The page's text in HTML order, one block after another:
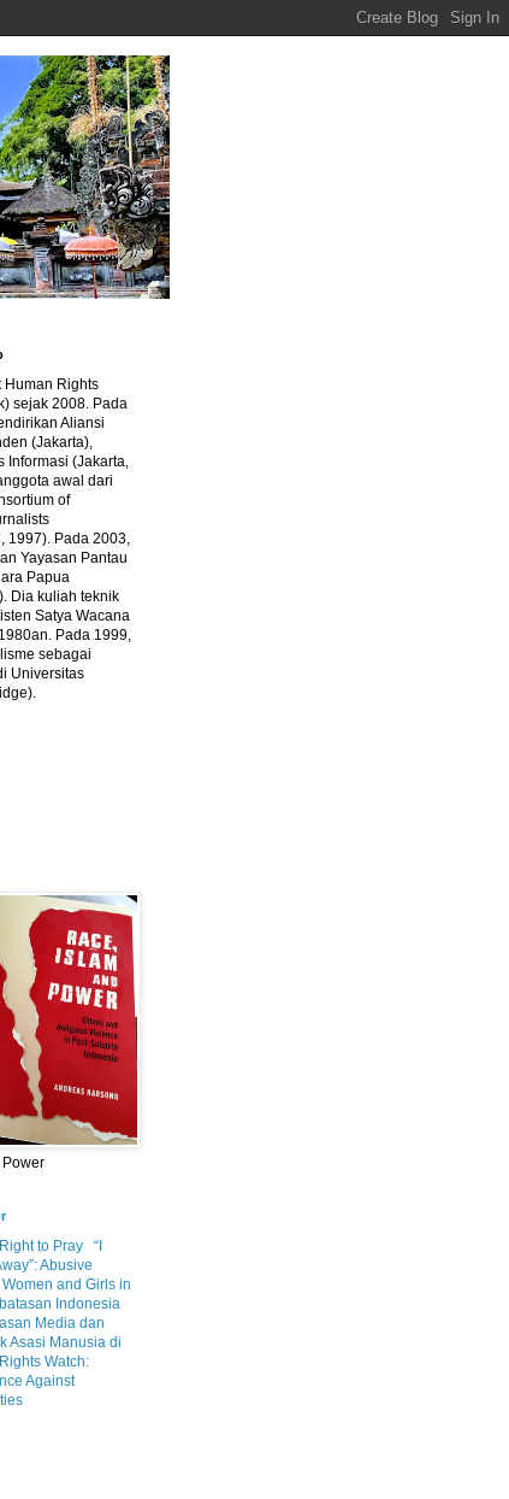
Human Rights
sejak 2008. Pada
Aliansi
(Jakarta),
Informasi (Jakarta,
awal dari
of
1997). Pada 2003,
Yayasan Pantau
Papua
Dia kuliah teknik
Satya Wacana
Pada 1999,
sebagai
Universitas
Power
to Pray
“I
Abusive
and Girls in
Indonesia
Media dan
Asasi Manusia di
Watch:
Against